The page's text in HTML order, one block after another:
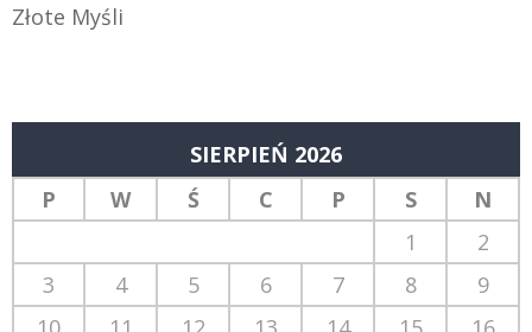
Złote Myśli
SIERPIEŃ 2026
P
W Ś C P S N
1
2
3
4 5 6 7 8
9